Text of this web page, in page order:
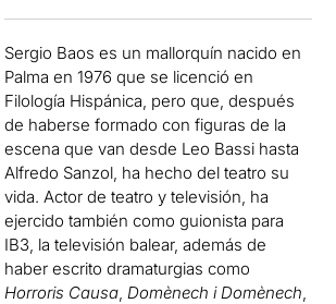
Sergio Baos es un mallorquín nacido en
Palma en 1976 que se licenció en
Filología Hispánica, pero que, después
de haberse formado con figuras de la
escena que van desde Leo Bassi hasta
Alfredo Sanzol, ha hecho del teatro su
vida. Actor de teatro y televisión, ha
ejercido también como guionista para
IB3, la televisión balear, además de
haber escrito dramaturgias como
Horroris Causa Domènech i Domènech